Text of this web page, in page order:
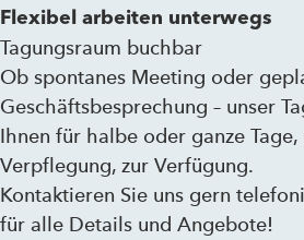
Flexibel arbeiten unterwegs
Tagungsraum buchbar
Ob spontanes Meeting oder
Geschäftsbesprechung – unser
Ihnen für halbe oder ganze
Verpflegung, zur Verfügung.
Kontaktieren Sie uns gern
für alle Details und Angebote!